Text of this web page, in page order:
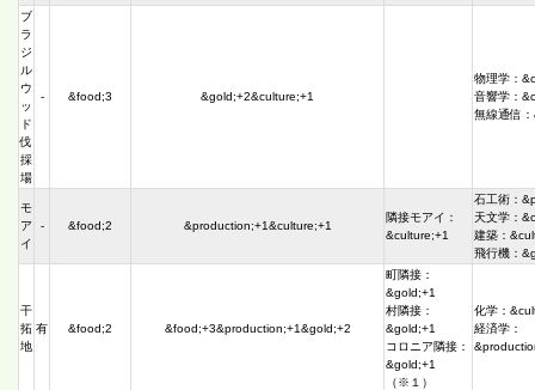
ブ
ラ
ジ
ル
ウ
ッ
ド
伐
採
場
- &food;3 &gold;+2&culture;+1
物理学：
音響学：
無線通信
モ
ア
イ
- &food;2 &production;+1&culture;+1
隣接モアイ：
&culture;+1
石工術：
天文学：
建築：
飛行機：
干
拓
地
有 &food;2 &food;+3&production;+1&gold;+2
町隣接：
&gold;+1
村隣接：
&gold;+1
コロニア隣接：
&gold;+1
（※１）
化学：
経済学：